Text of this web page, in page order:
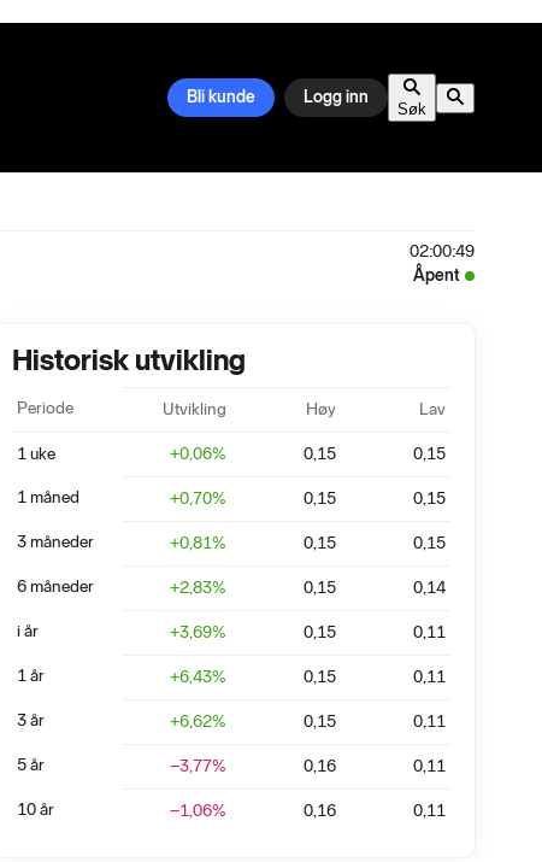
Bli kunde Logg inn
Søk
02:00:49
Åpent
Historisk utvikling
Periode Utvikling Høy Lav
1 uke +0,06% 0,15 0,15
1 måned +0,70% 0,15 0,15
3 måneder +0,81% 0,15 0,15
6 måneder +2,83% 0,15 0,14
i år +3,69% 0,15 0,11
1 år +6,43% 0,15 0,11
3 år +6,62% 0,15 0,11
5 år −3,77% 0,16 0,11
10 år −1,06% 0,16 0,11